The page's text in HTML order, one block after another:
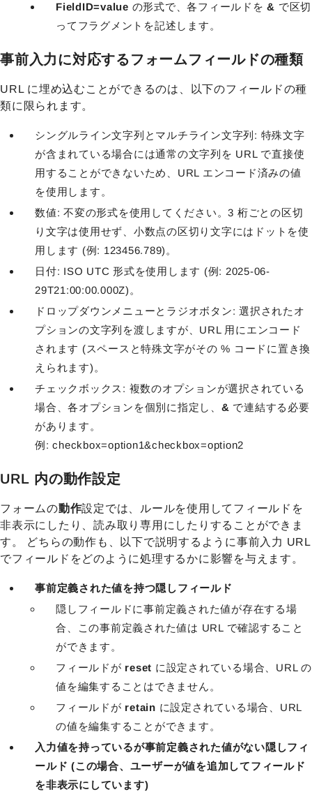
FieldID=value の形式で、各フィールドを& で区切
ってフラグメントを記述します。
事前入力に対応するフォームフィールドの種類
URL に埋め込むことができるのは、以下のフィールドの種
類に限られます。
シングルライン文字列とマルチライン文字列: 特殊文字
が含まれている場合には通常の文字列を URL で直接使
用することができないため、URL エンコード済みの値
を使用します。
数値: 不変の形式を使用してください。3 桁ごとの区切
り文字は使用せず、小数点の区切り文字にはドットを使
用します (例: 123456.789)。
日付: ISO UTC 形式を使用します (例: 2025-06-
29T21:00:00.000Z)。
ドロップダウンメニューとラジオボタン: 選択されたオ
プションの文字列を渡しますが、URL 用にエンコード
されます (スペースと特殊文字がその % コードに置き換
えられます)。
チェックボックス: 複数のオプションが選択されている
場合、各オプションを個別に指定し、 & で連結する必要
があります。
例: checkbox=option1&checkbox=option2
URL 内の動作設定
フォームの動作設定では、ルールを使用してフィールドを
非表示にしたり、読み取り専用にしたりすることができま
す。 どちらの動作も、以下で説明するように事前入力 URL
でフィールドをどのように処理するかに影響を与えます。
事前定義された値を持つ隠しフィールド
隠しフィールドに事前定義された値が存在する場
合、この事前定義された値は URL で確認すること
ができます。
フィールドが reset に設定されている場合、URL の
値を編集することはできません。
フィールドが retain に設定されている場合、URL
の値を編集することができます。
入力値を持っているが事前定義された値がない隠しフィ
ールド (この場合、ユーザーが値を追加してフィールド
を非表示にしています)